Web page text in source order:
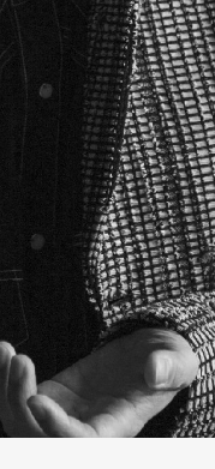
Art&Design
Cars
Magazine
Pen